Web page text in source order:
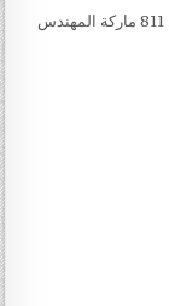
آلة استخراج زيت بذور القطن ذات الجودة العالية موديل 811 ماركة المهندس